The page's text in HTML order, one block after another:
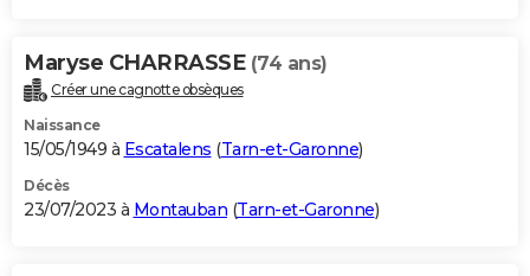
Maryse CHARRASSE (74 ans)
Créer une cagnotte obsèques
Naissance
15/05/1949 à Escatalens (Tarn-et-Garonne)
Décès
23/07/2023 à Montauban (Tarn-et-Garonne)